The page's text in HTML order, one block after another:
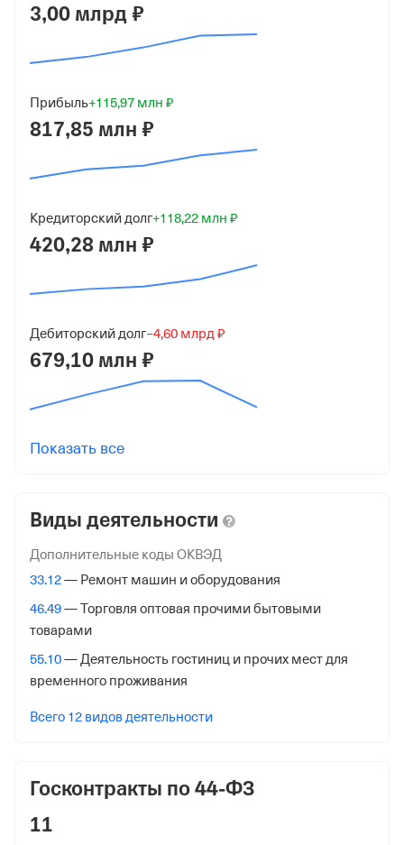
129366, г Москва, пр-кт Мира, д 150
ОГРН
1027700007037
771701001
Регистрация ФНС
Дата регистрации
Налоговая
Межрайонная Инспекция Федеральной Налоговой
Службы № 46 по гор. Москве
Адрес налоговой
Внебюджетные фонды
Регистрационный номер в ПФР
Дата регистрации
4 января 2001
Наименование территориального органа
Отделение Фонда Пенсионного и Социального
Регистрационный номер ФссРФ
1022997629
3,00 млрд ₽
Прибыль+115,97 млн ₽
817,85 млн ₽
Кредиторский долг+118,22 млн ₽
420,28 млн ₽
Дебиторский долг−4,60 млрд ₽
679,10 млн ₽
Показать все
Виды деятельности
Дополнительные коды ОКВЭД
33.12— Ремонт машин и оборудования
46.49— Торговля оптовая прочими бытовыми
товарами
55.10— Деятельность гостиниц и прочих мест для
временного проживания
Всего 12 видов деятельности
Госконтракты по 44-ФЗ
11